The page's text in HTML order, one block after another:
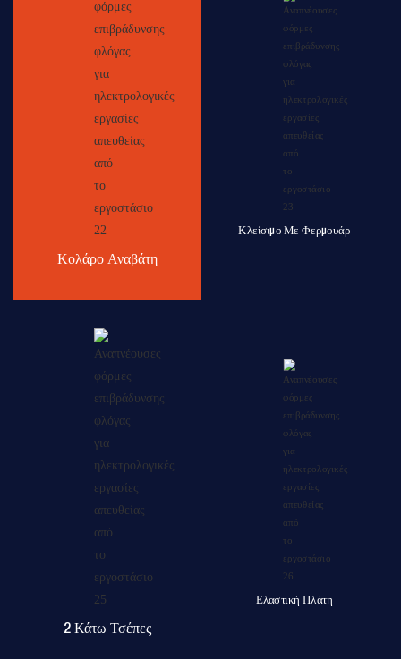
Κολάρο Αναβάτη
Κλείσιμο Με Φερμουάρ
2 Κάτω Τσέπες
Ελαστική Πλάτη